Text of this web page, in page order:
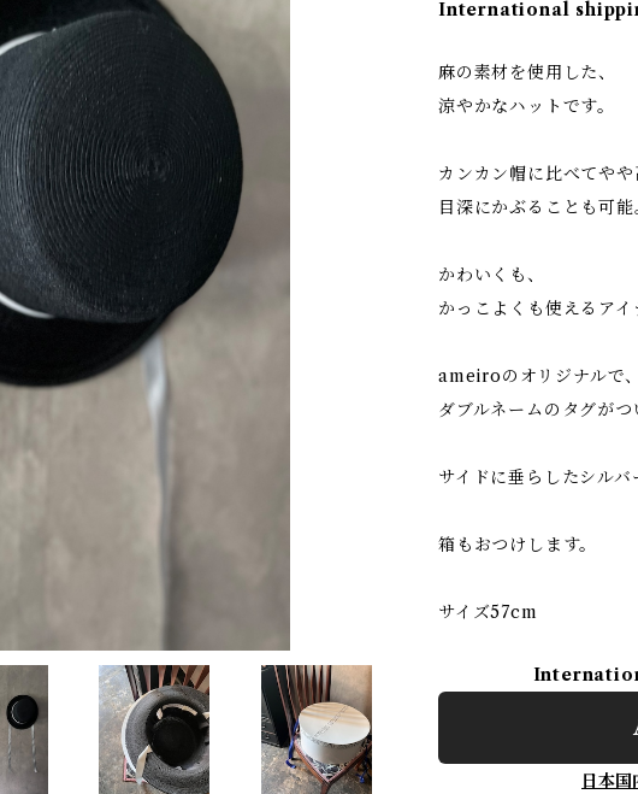
International
麻の素材を使用した、
涼やかなハットです。
カンカン帽に比べてやや
目深にかぶることも可能
かわいくも、
かっこよくも使えるアイ
ameiroのオリジナルで、
ダブルネームのタグがつ
サイドに垂らしたシルバ
箱もおつけします。
サイズ57cm
日本国